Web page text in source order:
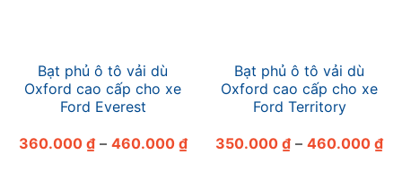
Bạt phủ ô tô vải dù
Oxford cao cấp cho xe
Ford Everest
360.000 ₫ – 460.000 ₫Khoảng
giá:
Bạt phủ ô tô vải dù
Oxford cao cấp cho xe
Ford Territory
350.000 ₫ – 460.000 ₫